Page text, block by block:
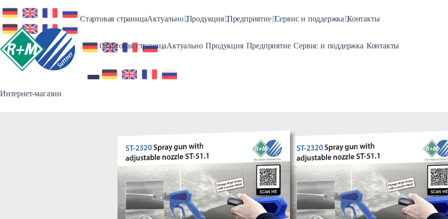
Стартовая страницаАктуальноToggle Dropdown
ПродукцияToggle Dropdown
ПредприятиеToggle Dropdown
Сервис и поддержкаToggle Dropdown
Контакты
Интернет-магазин
Стартовая страницаАктуальноToggle Dropdown
ПродукцияToggle Dropdown
ПредприятиеToggle Dropdown
Сервис и поддержкаToggle Dropdown
Контакты